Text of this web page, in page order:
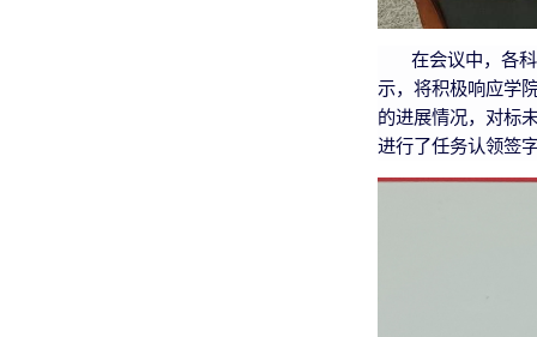
在会议中，各
示，将积极响应学
的进展情况，对标
进行了任务认领签